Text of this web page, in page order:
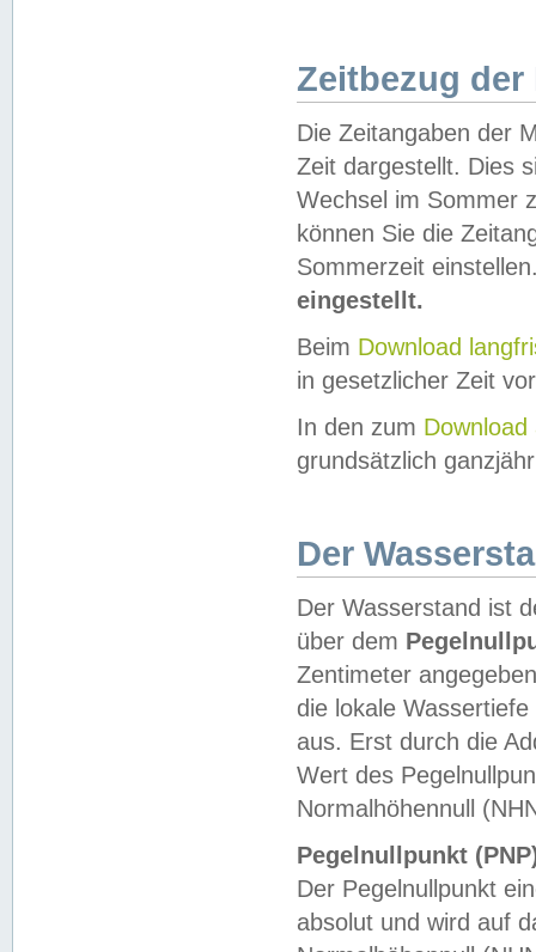
Zeitbezug der
Die Zeitangaben der
Zeit dargestellt. Dies
Wechsel im Sommer
können Sie die
Sommerzeit
eingestellt.
Beim Download
in gesetzlicher Zeit
In den zum Download
grundsätzlich
Der
Der Wasserstand ist
über dem
Zentimeter
die lokale
aus. Erst durch die
Wert des
Normalhöhennull
Pegelnullpunkt
Der Pegelnullpunkt
absolut und wird auf